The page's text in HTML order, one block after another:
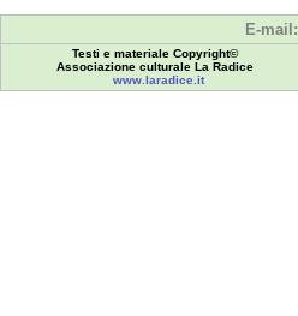
E-mail:
Testi e materiale Copyright©
Associazione culturale La Radice
www.laradice.it